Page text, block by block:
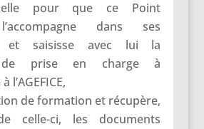
pour que ce Point
dans ses
et saisisse avec lui la
de prise en charge à
l’AGEFICE,
de formation et récupère,
celle-ci, les documents